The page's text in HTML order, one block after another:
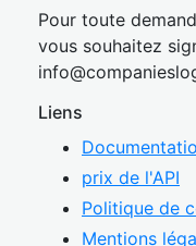
Pour toute
vous souhaitez
info@companies
Liens
prix de l'API
Politique de
Mentions